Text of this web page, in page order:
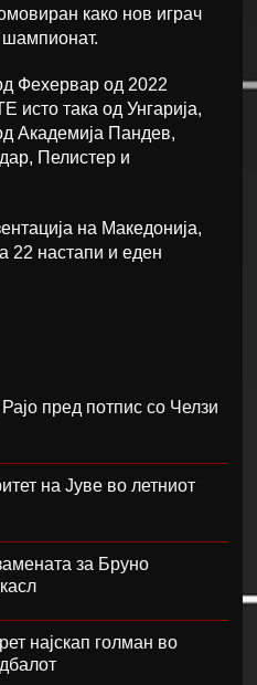
како нов играч
шампионат.
Фехервар од 2022
исто така од Унгарија,
Академија Пандев,
Пелистер и
на Македонија,
настапи и еден
пред потпис со Челзи
на Јуве во летниот
за Бруно
најскап голман во